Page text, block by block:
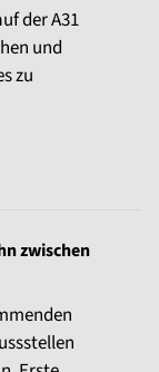
der A31
und
zu
zwischen